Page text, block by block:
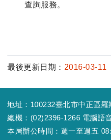
查詢服務。
最後更新日期： 2016-03-11
地址：100232臺北市中正區羅
總機：(02)2396-1266 電腦語
本局辦公時間：週一至週五